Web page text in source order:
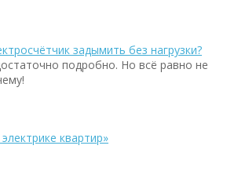
задымить без нагрузки?
подробно. Но всё равно не
квартир»